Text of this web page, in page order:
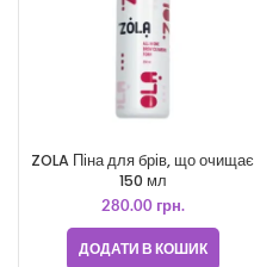
ZOLA Піна для брів, що очищає
150 мл
280.00 грн.
ДОДАТИ В КОШИК